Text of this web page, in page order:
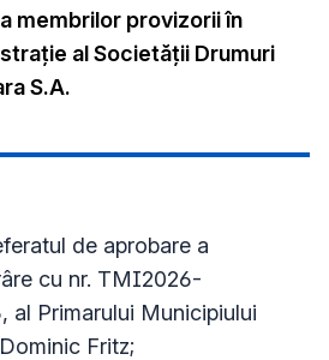
membrilor provizorii în
al Societății Drumuri
S.A.
de aprobare a
cu nr. TMI2026-
al Primarului Municipiului
Fritz;